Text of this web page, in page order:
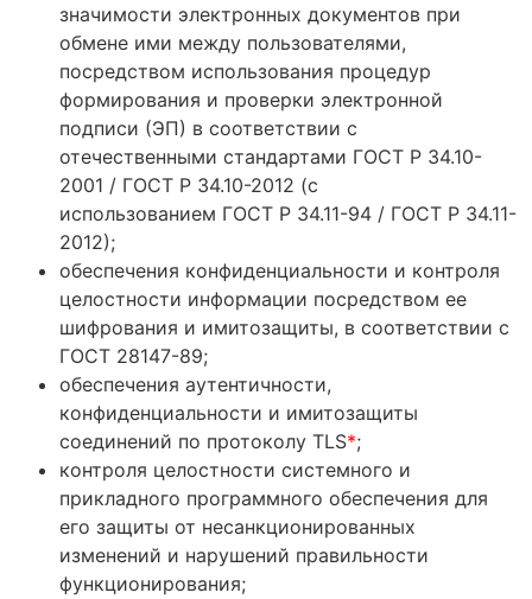
значимости электронных документов при
обмене ими между пользователями,
посредством использования процедур
формирования и проверки электронной
подписи (ЭП) в соответствии с
отечественными стандартами ГОСТ Р 34.10-
2001 / ГОСТ Р 34.10-2012 (с
использованием ГОСТ Р 34.11-94 / ГОСТ Р 34.11-
2012);
обеспечения конфиденциальности и контроля
целостности информации посредством ее
шифрования и имитозащиты, в соответствии с
ГОСТ 28147-89;
обеспечения аутентичности,
конфиденциальности и имитозащиты
соединений по протоколу TLS*;
контроля целостности системного и
прикладного программного обеспечения для
его защиты от несанкционированных
изменений и нарушений правильности
функционирования;